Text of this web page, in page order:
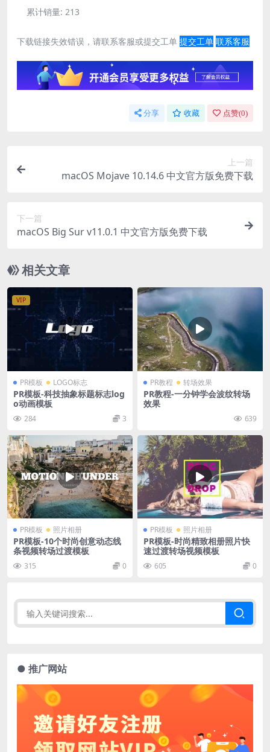
累计销量: 213
下载链接失效错误，请联系客服或提交工单 提交工单 联系客服
分享 收藏 点赞(0)
上一篇
macOS Mojave 10.14.6 中文官方版免费下载
下一篇
macOS Big Sur v11.0.1 中文官方版免费下载
相关文章
VIP
PR模板 LOGO标志
PR模板-科技抽象标题标志log
o动画模板
284 3
PR教程 转场效果
PR教程-一分钟学会波纹转场
效果
639
PR模板 照片相册
PR模板-10个时尚创意动态线
条视频转场过渡模板
315 0
PR模板 照片相册
PR模板-时尚精致相册照片快
速过渡转场视频模板
605 0
● 推广网站